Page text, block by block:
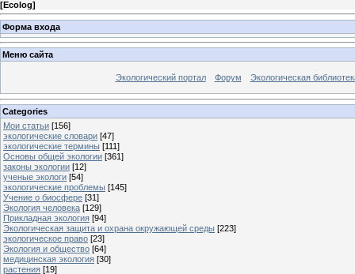
[Ecolog]
Форма входа
Меню сайта
Экологический портал Форум Экологическая
Categories
Мои статьи [156]
экологические словари [47]
экологические термины [111]
Основы общей экологии [361]
законы экологии [12]
ученые экологи [54]
экологические проблемы [145]
Учение о биосфере [31]
Экология человека [129]
Прикладная экология [94]
Экологическая защита и охрана окружающей среды [223]
экологическое право [23]
Экология и общество [64]
медицинская экология [30]
растения [19]